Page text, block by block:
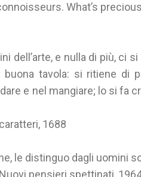
What’s
dell’arte, e nulla di più, ci
buona tavola: si ritiene di
e nel mangiare; lo si fa
1688
le distinguo dagli uomini
pensieri spettinati,